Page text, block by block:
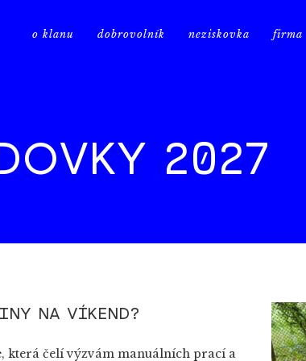
o klanu dobrovolník neziskovka firma
2027
NA VÍKEND?
která čelí výzvám manuálních prací a